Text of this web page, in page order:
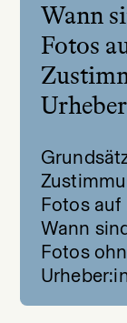
Wann
Fotos
Fotos auf
Wann
Fotos